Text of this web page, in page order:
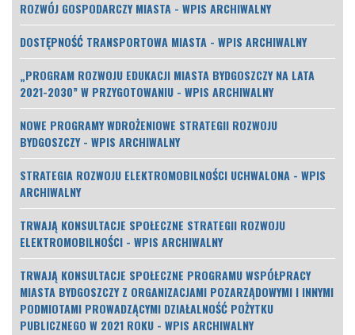
ROZWÓJ GOSPODARCZY MIASTA - WPIS ARCHIWALNY
DOSTĘPNOŚĆ TRANSPORTOWA MIASTA - WPIS ARCHIWALNY
„PROGRAM ROZWOJU EDUKACJI MIASTA BYDGOSZCZY NA LATA
2021-2030” W PRZYGOTOWANIU - WPIS ARCHIWALNY
NOWE PROGRAMY WDROŻENIOWE STRATEGII ROZWOJU
BYDGOSZCZY - WPIS ARCHIWALNY
STRATEGIA ROZWOJU ELEKTROMOBILNOŚCI UCHWALONA - WPIS
ARCHIWALNY
TRWAJĄ KONSULTACJE SPOŁECZNE STRATEGII ROZWOJU
ELEKTROMOBILNOŚCI - WPIS ARCHIWALNY
TRWAJĄ KONSULTACJE SPOŁECZNE PROGRAMU WSPÓŁPRACY
MIASTA BYDGOSZCZY Z ORGANIZACJAMI POZARZĄDOWYMI I INNYMI
PODMIOTAMI PROWADZĄCYMI DZIAŁALNOŚĆ POŻYTKU
PUBLICZNEGO W 2021 ROKU - WPIS ARCHIWALNY